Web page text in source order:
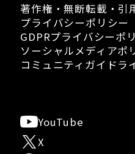
著作権・無断転載・引
プライバシーポリシー
GDPRプライバシーポ
ソーシャルメディアポ
コミュニティガイドラ
YouTube
X